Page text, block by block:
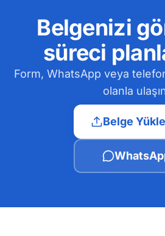
Belgenizi
süreci
Form, WhatsApp veya
olanla
Belge